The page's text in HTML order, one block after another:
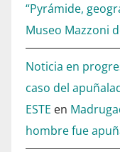
“Pyrámide,
Museo Mazzoni
Noticia en
caso del
ESTE en
hombre fue